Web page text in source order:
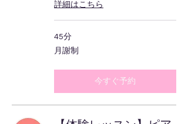
詳細はこちら
45分
月
謝
月謝制
今すぐ予約